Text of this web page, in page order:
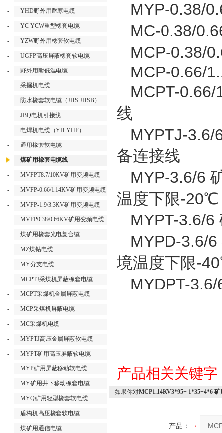
- YHD野外用耐寒电缆
- YC YCW重型橡套电缆
- YZW野外用橡套软电缆
- UGFP高压屏蔽橡套软电缆
- 野外用耐低温电缆
- 采掘机电缆
- 防水橡套软电缆（JHS JHSB）
- JBQ电机引接线
- 电焊机电缆（YH YHF）
- 通用橡套软电缆
煤矿用橡套电缆线
- MVFPT8.7/10KV矿用变频电缆
- MVFP-0.66/1.14KV矿用变频电缆
- MVFP-1.9/3.3KV矿用变频电缆
- MVFP0.38/0.66KV矿用变频电缆
- 煤矿用橡套光电复合缆
- MZ煤钻电缆
- MY分支电缆
- MCPTJ采煤机屏蔽橡套电缆
- MCPT采煤机金属屏蔽电缆
- MCP采煤机屏蔽电缆
- MC采煤机电缆
- MYPTJ高压金属屏蔽软电缆
- MYPT矿用高压屏蔽软电缆
- MYP矿用屏蔽移动软电缆
- MY矿用井下移动橡套电缆
- MYQ矿用轻型橡套软电缆
- 盾构机高压橡套软电缆
- 煤矿用通信电缆
MYP-0.38/
MC-0.38/
MCP-0.38/
MCP-0.66/
MCPT-0.66/
线
MYPTJ-3.6/
备连接线
MYP-3.6/6
温度下限-
MYPT-3.6/6
MYPD-3.6/6
境温度下限-
MYDPT-3.6/
产品相关关键
如果你对MCP1.14KV3*95+ 1*35+4*6 矿
产品：